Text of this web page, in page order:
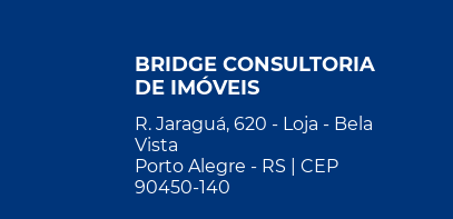
BRIDGE CONSULTORIA
DE IMÓVEIS
R. Jaraguá, 620 - Loja - Bela
Vista
Porto Alegre - RS | CEP
90450-140